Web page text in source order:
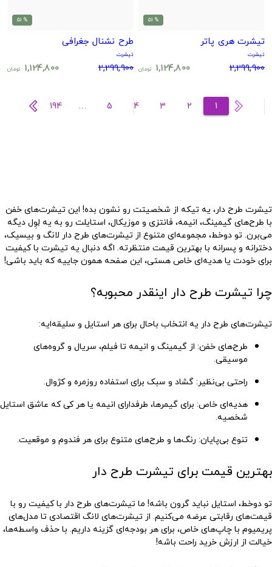
% 51
تیشرت هری پاتر
تیشرت
2,299,900
1,124,800 تومان
% 51
طرح نشنال جغرافی
تیشرت
2,299,900
1,124,800 تومان
1
2
3
4
5
…
194
تیشرت طرح دار، یه تیکه از شخصیتت رو نشون بده! این تیشرت‌های خفن
با طرح‌های گیمینگ، انیمه، فانتزی و موزیکال، استایلت رو به یه لِوِل دیگه
می‌برن. تودوخط، مجموعه‌ای متنوع از تیشرت‌های طرح دار لانگ و بیسیک،
دخترانه و پسرانه با بهترین قیمت منتظرته. اگه دنبال یه تیشرت با کیفیت
برای خودت یا هدیه‌ای خاص هستی، این صفحه همون جاییه که باید باشی!
چرا تیشرت طرح دار اینقدر محبوبه؟
تیشرت‌های طرح دار یه انتخاب باحال برای هر استایل و سلیقه‌ایه:
طرح‌های خفن: از گیمینگ و انیمه تا فیلم، سریال و گروه‌های
موسیقی.
راحتی بی‌نظیر: گشاد و سبک برای استفاده روزمره و کژوال.
هدیه‌ای خاص: برای گیمرها، طرفدارای انیمه یا هر کی که عاشق استایل
شخصیه.
تنوع بی‌پایان: رنگ‌ها و طرح‌های متنوع برای هر فندوم و موقعیت.
بهترین قیمت برای تیشرت طرح دار
تو دوخط، استایل نباید گرون باشه! ما تیشرت‌های طرح دار با کیفیت رو با
قیمت‌های رقابتی عرضه می‌کنیم. از تیشرت‌های لانگ اقتصادی تا مدل‌های
پریمیوم با چاپ‌های خاص، برای هر بودجه‌ای گزینه داریم. با حذف واسطه‌ها،
خیالت از ارزش خرید راحت باشه!